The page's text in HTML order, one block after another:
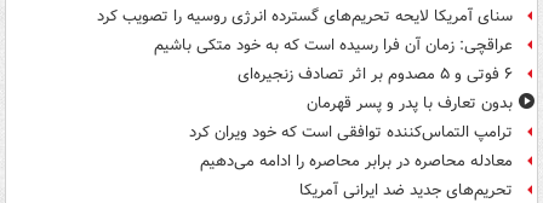
سنای آمریکا لایحه تحریم‌های گسترده انرژی روسیه را تصویب کرد
عراقچی: زمان آن فرا رسیده است که به خود متکی باشیم
۶ فوتی و ۵ مصدوم بر اثر تصادف زنجیره‌ای
بدون تعارف با پدر و پسر قهرمان
ترامپ التماس‌کننده توافقی است که خود ویران کرد
معادله محاصره در برابر محاصره را ادامه می‌دهیم
تحریم‌های جدید ضد ایرانی آمریکا